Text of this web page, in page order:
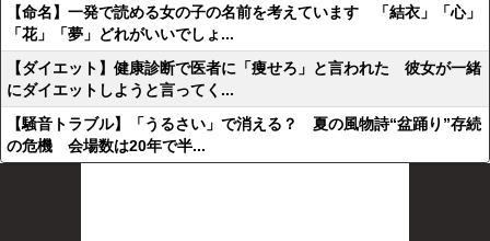
【命名】一発で読める女の子の名前を考えています 「結衣」「心」
「花」「夢」どれがいいでしょ...
【ダイエット】健康診断で医者に「痩せろ」と言われた 彼女が一緒
にダイエットしようと言ってく...
【騒音トラブル】「うるさい」で消える？ 夏の風物詩“盆踊り”存続
の危機 会場数は20年で半...